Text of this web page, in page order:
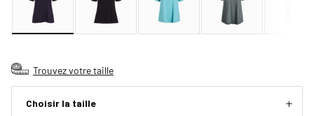
Trouvez votre taille
Choisir la taille